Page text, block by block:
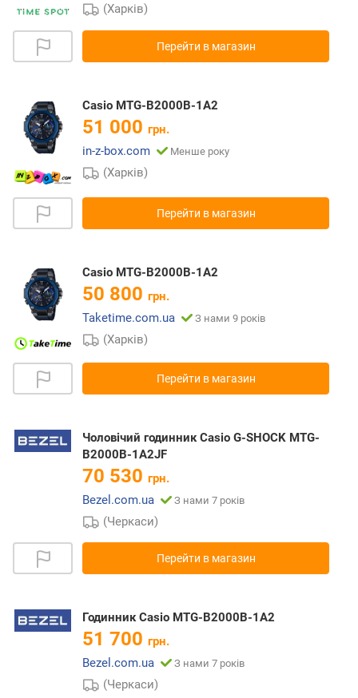
(Харків)
Перейти в магазин
Casio MTG-B2000B-1A2
51 000 грн.
in-z-box.com
Менше року
(Харків)
Перейти в магазин
Casio MTG-B2000B-1A2
50 800 грн.
Taketime.com.ua
З нами 9 років
(Харків)
Перейти в магазин
Чоловічий годинник Casio G-SHOCK MTG-
B2000B-1A2JF
70 530 грн.
Bezel.com.ua
З нами 7 років
(Черкаси)
Перейти в магазин
Годинник Casio MTG-B2000B-1A2
51 700 грн.
Bezel.com.ua
З нами 7 років
(Черкаси)